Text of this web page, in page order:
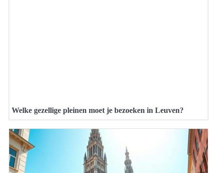
Welke gezellige pleinen moet je bezoeken in Leuven?